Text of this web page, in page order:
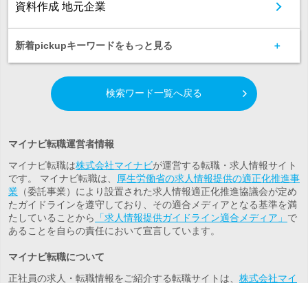
資料作成 地元企業
新着pickupキーワードをもっと見る
検索ワード一覧へ戻る
マイナビ転職運営者情報
マイナビ転職は株式会社マイナビが運営する転職・求人情報サイト
です。 マイナビ転職は、
厚生労働省の求人情報提供の適正化推進事
業 （委託事業）により設置された求人情報適正化推進協議会が定め
たガイドラインを遵守しており、その適合メディアとなる基準を満
たしていることから
「求人情報提供ガイドライン適合メディア」 で
あることを自らの責任において宣言しています。
マイナビ転職について
正社員の求人・転職情報をご紹介する転職サイトは、 株式会社マイ